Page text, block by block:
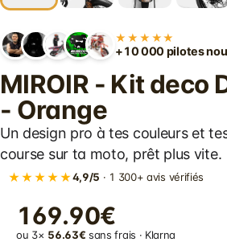
★★★★★
+10 000 pilotes
MIROIR - Kit deco
- Orange
Un design pro à tes couleurs et
course sur ta moto, prêt plus vite.
★★★★★4,9/5 · 1 300+ avis vérifiés
169.90€
ou 3× 56.63€ sans frais · Klarna